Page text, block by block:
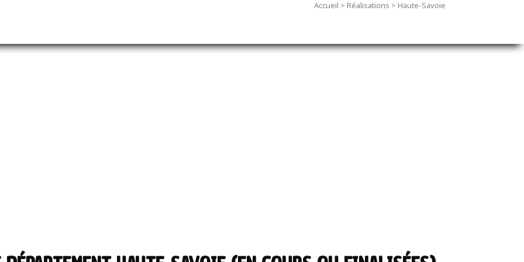
Accueil > Réalisations > Haute-Savoie